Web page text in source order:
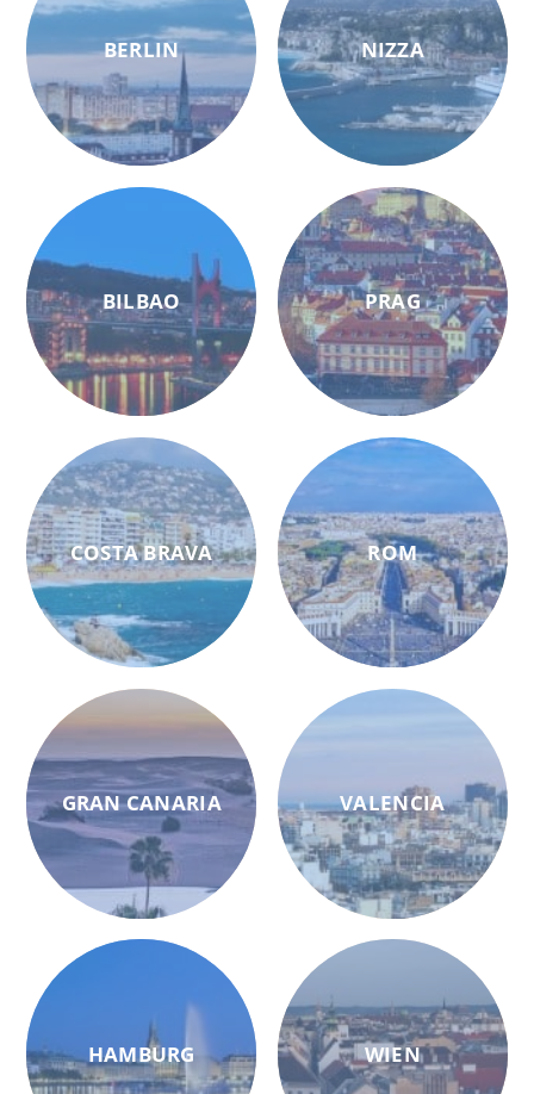
BERLIN
BILBAO
COSTA BRAVA
GRAN CANARIA
HAMBURG
NIZZA
PRAG
ROM
VALENCIA
WIEN